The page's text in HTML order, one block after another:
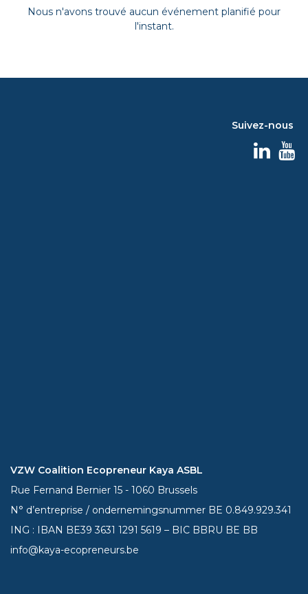
Nous n'avons trouvé aucun événement planifié pour
l'instant.
Suivez-nous
VZW Coalition Ecopreneur Kaya ASBL
Rue Fernand Bernier 15 - 1060 Brussels
N° d’entreprise / ondernemingsnummer BE 0.849.929.341
ING : IBAN BE393631 1291 5619 – BIC BBRU BE BB
info@kaya-ecopreneurs.be